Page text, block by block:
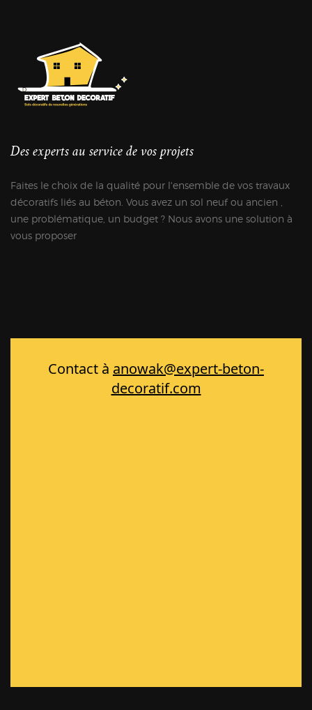
Des experts au service de vos projets
Faites le choix de la qualité pour l'ensemble de vos travaux
décoratifs liés au béton. Vous avez un sol neuf ou ancien ,
une problématique, un budget ? Nous avons une solution à
vous proposer